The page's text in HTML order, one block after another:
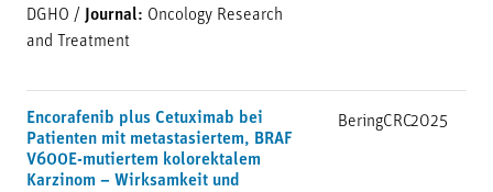
DGHO / Journal: Oncology Research
and Treatment
Encorafenib plus Cetuximab bei
Patienten mit metastasiertem, BRAF
V600E-mutiertem kolorektalem
Karzinom – Wirksamkeit und
BeringCRC2025